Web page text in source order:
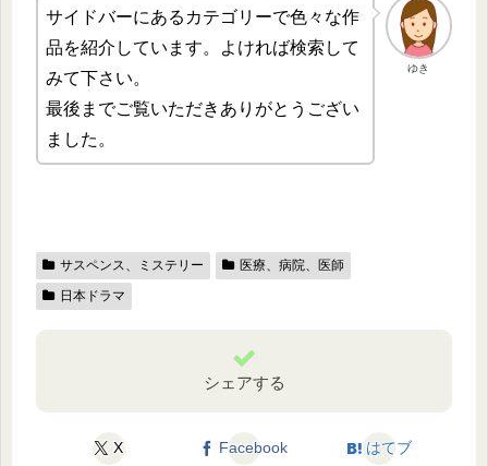
ゆき
サイドバーにあるカテゴリーで色々な作
品を紹介しています。よければ検索して
みて下さい。
最後までご覧いただきありがとうござい
ました。
サスペンス、ミステリー
医療、病院、医師
日本ドラマ
シェアする
X Facebook はてブ